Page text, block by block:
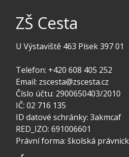
ZŠ Cesta
U Výstaviště 463 Písek 397 01
Telefon: +420 608 405 252
Email: zscesta@zscesta.cz
Číslo účtu: 2900650403/2010
IČ: 02 716 135
ID datové schránky: 3akmcaf
RED_IZO: 691006601
Právní forma: školská